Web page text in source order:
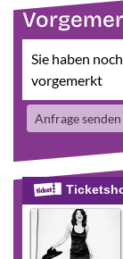
Sie haben
vorgemerkt
Anfrage senden